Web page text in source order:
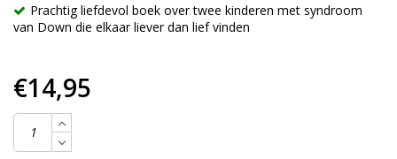
Prachtig liefdevol boek over twee kinderen met syndroom
van Down die elkaar liever dan lief vinden
€14,95